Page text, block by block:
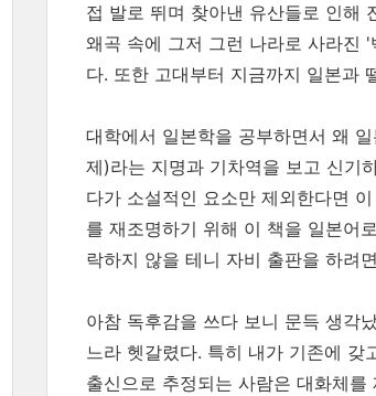
접 발로 뛰며 찾아낸 유산들로 인해
왜곡 속에 그저 그런 나라로 사라진
다. 또한 고대부터 지금까지 일본과
대학에서 일본학을 공부하면서 왜
제)라는 지명과 기차역을 보고 신기
다가 소설적인 요소만 제외한다면
를 재조명하기 위해 이 책을 일본어
락하지 않을 테니 자비 출판을 하려
아참 독후감을 쓰다 보니 문득 생각
느라 헷갈렸다. 특히 내가 기존에 갖
출신으로 추정되는 사람은 대화체